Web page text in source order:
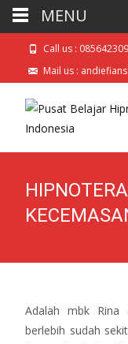
Call us :
Mail us :
Adalah mbk Rina
berlebih sudah
MENU